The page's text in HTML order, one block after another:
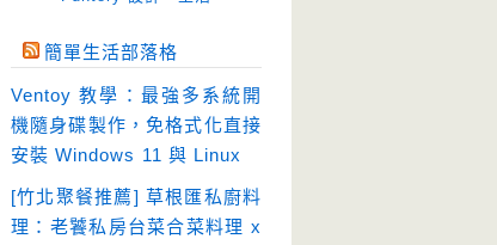
即時通訊 (23)
壓縮軟體 (9)
安全防護 (55)
影音播放 (51)
影音轉檔 (81)
簡單生活部落格
Ventoy 教學：最強多系統開
機隨身碟製作，免格式化直接
安裝 Windows 11 與 Linux
[竹北聚餐推薦] 草根匯私廚料
理：老饕私房台菜合菜料理 x